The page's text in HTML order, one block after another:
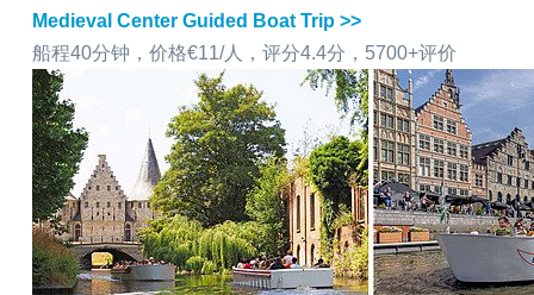
Medieval Center Guided Boat Trip >>
船程40分钟，价格€11/人，评分4.4分，5700+评价